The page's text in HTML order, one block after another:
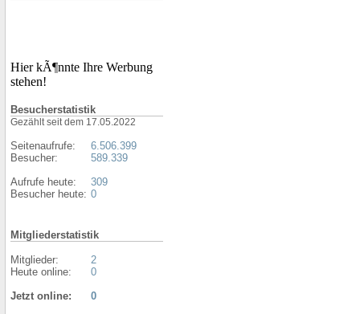
Hier kÃ¶nnte Ihre Werbung
stehen!
Besucherstatistik
Gezählt seit dem 17.05.2022
Seitenaufrufe:
Besucher:
Aufrufe heute:
Besucher heute:
6.506.399
589.339
309
0
Mitgliederstatistik
Mitglieder:
Heute online:
2
0
Jetzt online:
0